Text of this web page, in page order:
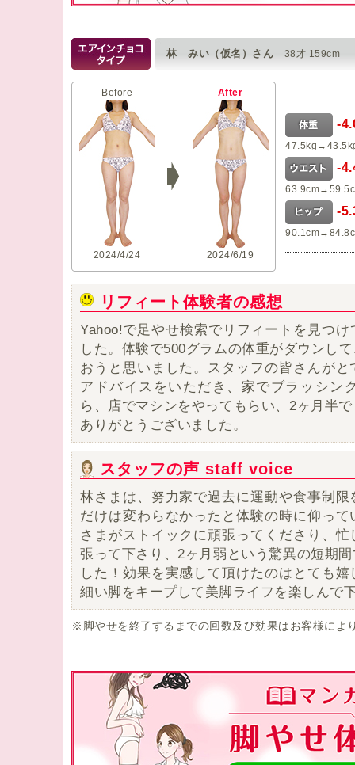
林 みい（仮名）さん 38才 159cm
Before
2024/4/24
After
2024/6/19
-
-
-
リフィート体験者の感想
Yahoo!で足やせ検索でリフィートを見つ
した。 体験で500グラムの体重がダウンし
おうと思いました。 スタッフの皆さんが
アドバイスをいただき、家でブラッシン
ら、店でマシンをやってもらい、 2ヶ月半
ありがとうございました。
スタッフの声 staff voice
林さまは、努力家で過去に運動や食事制
だけは変わらなかったと体験の時に仰っ
さまがストイックに頑張ってくださり、
張って下さり、2ヶ月弱という驚異の短期
した！効果を実感して頂けたのはとても
細い脚をキープして美脚ライフを楽しんで
※脚やせを終了するまでの回数及び効果はお客様によ